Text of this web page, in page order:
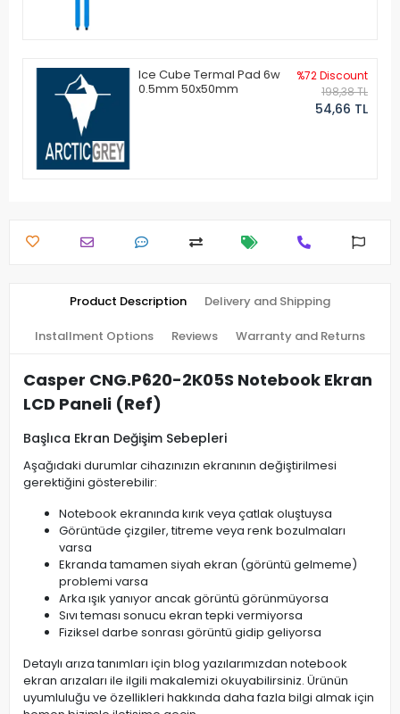
Ice Cube Termal Pad 6w
0.5mm 50x50mm
%72 Discount
198,38 TL
54,66 TL
Product Description Delivery and Shipping
Installment Options Reviews Warranty and Returns
Casper CNG.P620-2K05S Notebook Ekran
LCD Paneli (Ref)
Başlıca Ekran Değişim Sebepleri
Aşağıdaki durumlar cihazınızın ekranının değiştirilmesi
gerektiğini gösterebilir:
Notebook ekranında kırık veya çatlak oluştuysa
Görüntüde çizgiler, titreme veya renk bozulmaları
varsa
Ekranda tamamen siyah ekran (görüntü gelmeme)
problemi varsa
Arka ışık yanıyor ancak görüntü görünmüyorsa
Sıvı teması sonucu ekran tepki vermiyorsa
Fiziksel darbe sonrası görüntü gidip geliyorsa
Detaylı arıza tanımları için blog yazılarımızdan notebook
ekran arızaları ile ilgili makalemizi okuyabilirsiniz. Ürünün
uyumluluğu ve özellikleri hakkında daha fazla bilgi almak için